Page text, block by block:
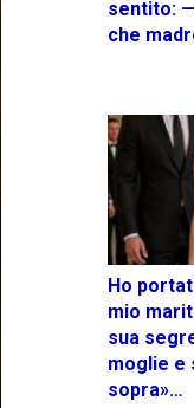
sentito:
che
Ho
mio
sua
moglie e
sopra»…